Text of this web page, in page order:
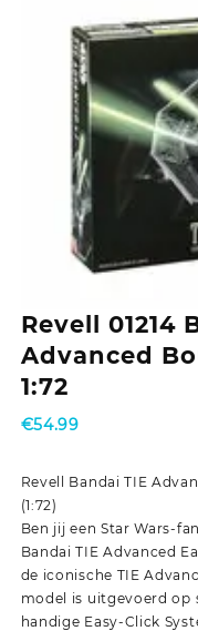
Revell 01214
Advanced
1:72
€54.99
Revell Bandai TIE
(1:72)
Ben jij een Star Wars-
Bandai TIE Advanced
de iconische TIE
model is uitgevoerd op
handige Easy-Click